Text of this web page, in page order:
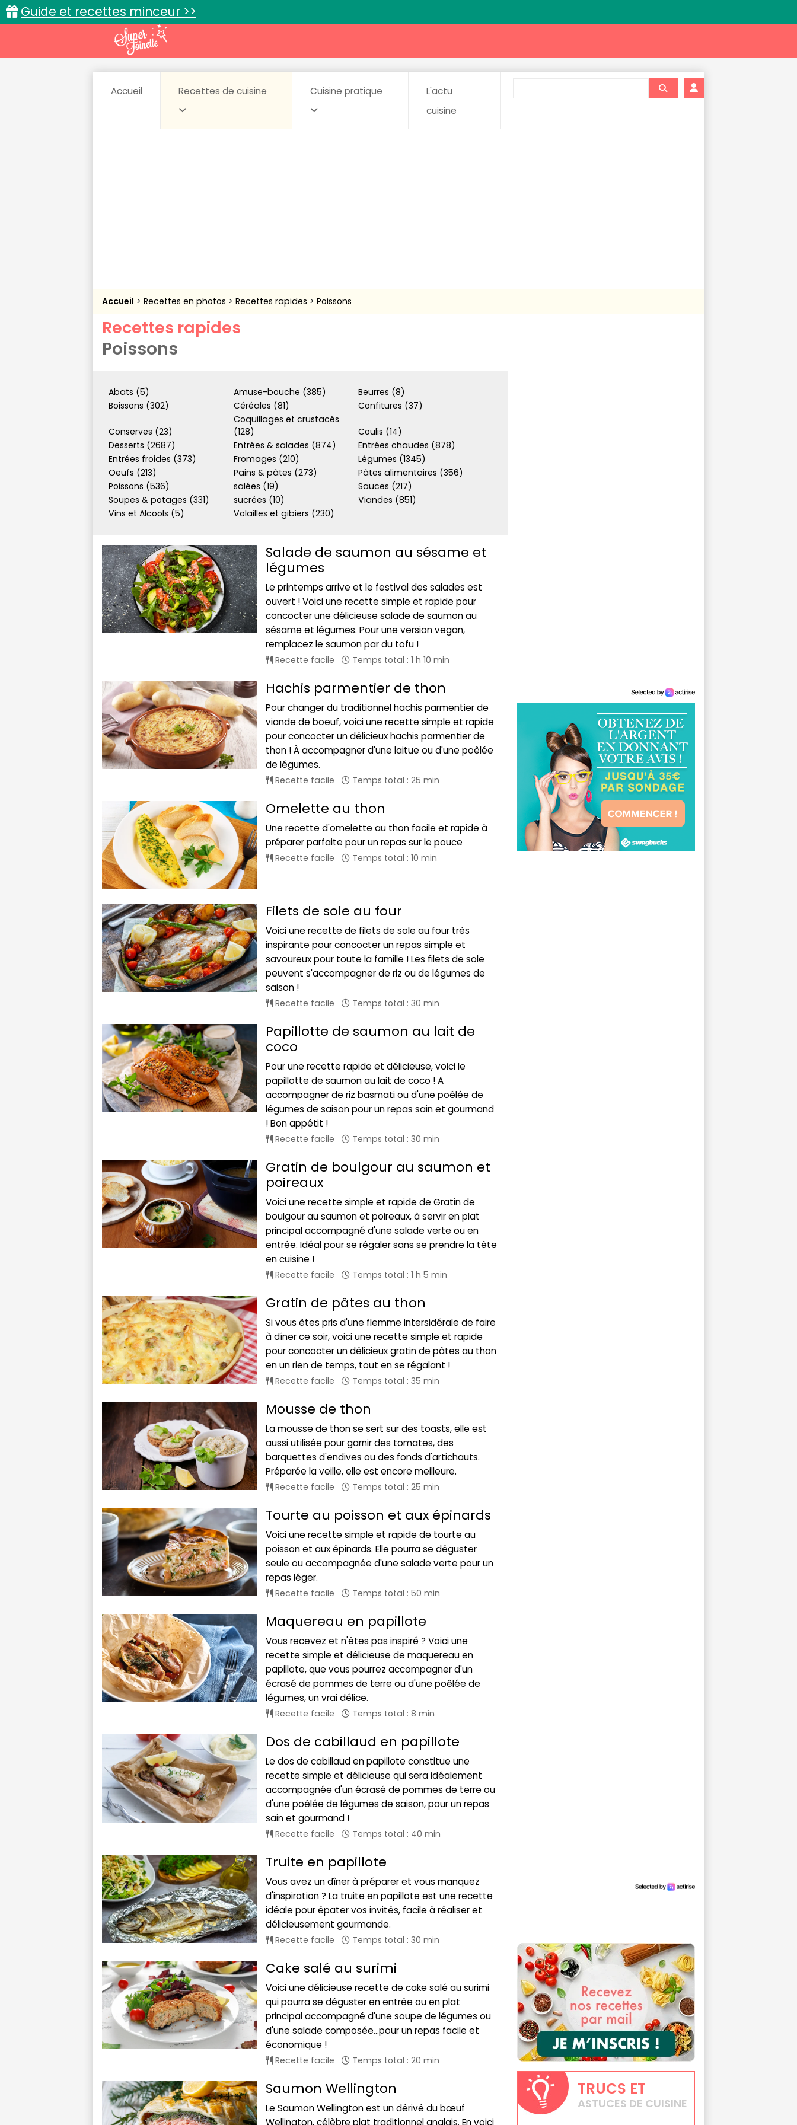
Guide et recettes minceur >>
Accueil Recettes de cuisine Cuisine pratique
L'actu
cuisine
Accueil Recettes en photos Recettes rapides Poissons
Recettes rapides
Poissons
Abats (5) Amuse-bouche (385)
Beurres (8)
Boissons (302)
Céréales (81) Confitures (37)
Conserves (23)
Coquillages et crustacés
(128)
Coulis (14)
Desserts (2687)
Entrées & salades (874)
Entrées chaudes (878)
Entrées froides (373)
Fromages (210)
Légumes (1345)
Oeufs (213)
Pains & pâtes (273)
Pâtes alimentaires (356)
Poissons (536)
salées (19)
Sauces (217)
Soupes & potages (331)
sucrées (10)
Viandes (851)
Vins et Alcools (5)
Volailles et gibiers (230)
Salade de saumon au sésame et
légumes
Le printemps arrive et le festival des salades est
ouvert ! Voici une recette simple et rapide pour
concocter une délicieuse salade de saumon au
sésame et légumes. Pour une version vegan,
remplacez le saumon par du tofu !
Recette facile Temps total : 1 h 10 min
Hachis parmentier de thon
Pour changer du traditionnel hachis parmentier de
viande de boeuf, voici une recette simple et rapide
pour concocter un délicieux hachis parmentier de
thon ! À accompagner d'une laitue ou d'une poêlée
de légumes.
Recette facile Temps total : 25 min
Omelette au thon
Une recette d'omelette au thon facile et rapide à
préparer parfaite pour un repas sur le pouce
Recette facile Temps total : 10 min
Filets de sole au four
Voici une recette de filets de sole au four très
inspirante pour concocter un repas simple et
savoureux pour toute la famille ! Les filets de sole
peuvent s'accompagner de riz ou de légumes de
saison !
Recette facile Temps total : 30 min
Papillotte de saumon au lait de
coco
Pour une recette rapide et délicieuse, voici le
papillotte de saumon au lait de coco ! A
accompagner de riz basmati ou d'une poêlée de
légumes de saison pour un repas sain et gourmand
! Bon appétit !
Recette facile Temps total : 30 min
Gratin de boulgour au saumon et
poireaux
Voici une recette simple et rapide de Gratin de
boulgour au saumon et poireaux, à servir en plat
principal accompagné d'une salade verte ou en
entrée. Idéal pour se régaler sans se prendre la tête
en cuisine !
Recette facile Temps total : 1 h 5 min
Gratin de pâtes au thon
Si vous êtes pris d'une flemme intersidérale de faire
à dîner ce soir, voici une recette simple et rapide
pour concocter un délicieux gratin de pâtes au thon
en un rien de temps, tout en se régalant !
Recette facile Temps total : 35 min
Mousse de thon
La mousse de thon se sert sur des toasts, elle est
aussi utilisée pour garnir des tomates, des
barquettes d'endives ou des fonds d'artichauts.
Préparée la veille, elle est encore meilleure.
Recette facile Temps total : 25 min
Tourte au poisson et aux épinards
Voici une recette simple et rapide de tourte au
poisson et aux épinards. Elle pourra se déguster
seule ou accompagnée d'une salade verte pour un
repas léger.
Recette facile Temps total : 50 min
Maquereau en papillote
Vous recevez et n'êtes pas inspiré ? Voici une
recette simple et délicieuse de maquereau en
papillote, que vous pourrez accompagner d'un
écrasé de pommes de terre ou d'une poêlée de
légumes, un vrai délice.
Recette facile Temps total : 8 min
Dos de cabillaud en papillote
Le dos de cabillaud en papillote constitue une
recette simple et délicieuse qui sera idéalement
accompagnée d'un écrasé de pommes de terre ou
d'une poêlée de légumes de saison, pour un repas
sain et gourmand !
Recette facile Temps total : 40 min
Truite en papillote
Vous avez un dîner à préparer et vous manquez
d'inspiration ? La truite en papillote est une recette
idéale pour épater vos invités, facile à réaliser et
délicieusement gourmande.
Recette facile Temps total : 30 min
Cake salé au surimi
Voici une délicieuse recette de cake salé au surimi
qui pourra se déguster en entrée ou en plat
principal accompagné d'une soupe de légumes ou
d'une salade composée...pour un repas facile et
économique !
Recette facile Temps total : 20 min
Saumon Wellington
Le Saumon Wellington est un dérivé du bœuf
Wellington, célèbre plat traditionnel anglais. En voici
TRUCS ET
ASTUCES DE CUISINE